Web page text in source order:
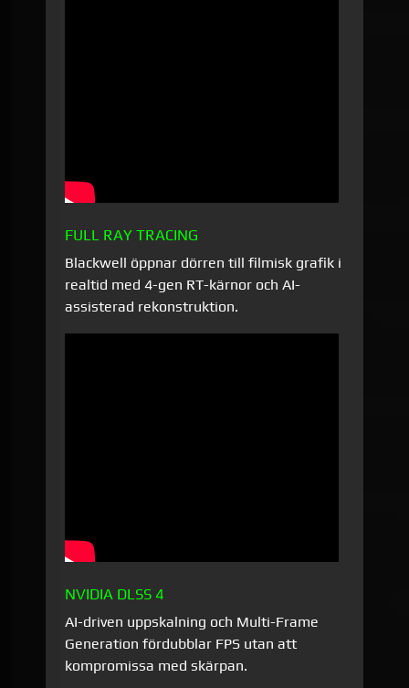
FULL RAY TRACING
Blackwell öppnar dörren till filmisk grafik i
realtid med 4-gen RT-kärnor och AI-
assisterad rekonstruktion.
NVIDIA DLSS 4
AI-driven uppskalning och Multi-Frame
Generation fördubblar FPS utan att
kompromissa med skärpan.